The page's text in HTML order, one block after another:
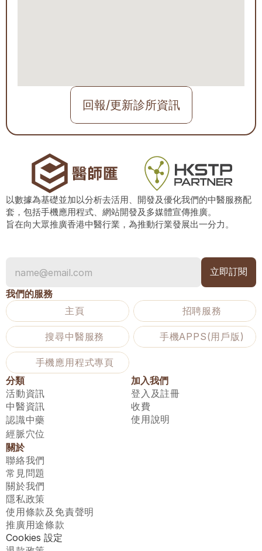
回報/更新診所資訊
以數據為基礎並加以分析去活用、開發及優化我們的中醫服務配
套，包括手機應用程式、網站開發及多媒體宣傳推廣。
旨在向大眾推廣香港中醫行業，為推動行業發展出一分力。
我們的服務
主頁
招聘服務
搜尋中醫服務 手機APPS(用戶版)
手機應用程式專頁
分類
活動資訊
中醫資訊
認識中藥
經脈穴位
加入我們
登入及註冊
收費
使用說明
關於
聯絡我們
常見問題
關於我們
隱私政策
使用條款及免責聲明
推廣用途條款
Cookies 設定